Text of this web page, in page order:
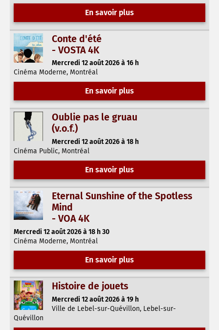
En savoir plus
Conte d'été
- VOSTA 4K
Mercredi 12 août 2026 à 16 h
Cinéma Moderne, Montréal
En savoir plus
Oublie pas le gruau
(v.o.f.)
Mercredi 12 août 2026 à 18 h
Cinéma Public, Montréal
En savoir plus
Eternal Sunshine of the Spotless
Mind
- VOA 4K
Mercredi 12 août 2026 à 18 h 30
Cinéma Moderne, Montréal
En savoir plus
Histoire de jouets
Mercredi 12 août 2026 à 19 h
Ville de Lebel-sur-Quévillon, Lebel-sur-
Quévillon